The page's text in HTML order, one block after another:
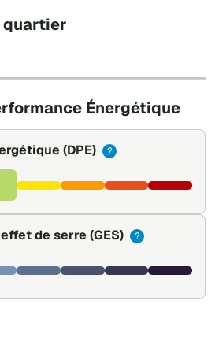
quartier
Énergétique
(DPE) ?
de serre (GES) ?